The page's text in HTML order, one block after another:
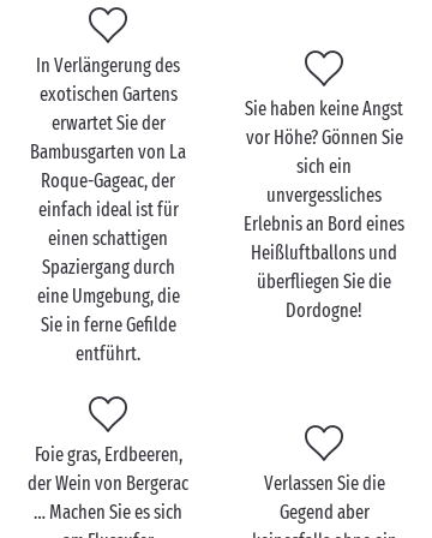
Ihr Abenteuer ganz entspannt fortsetzt!
La Roque-Gageac zu
zweit entdecken
Mit seiner Ausdehnung auf gut 472 km umfasst das
Dordogne-Tal unzählige außergewöhnliche Orte –
und La Roque-Gageac gehört in jedem Fall dazu! Vom
Wasser aus ist diese kleine Stadt übrigens am
schönsten … Warum gönnen Sie sich also nicht eine
als Paaran Bord eines der traditionellen
Lastkähne? Diese ebenso romantische wie
ungewöhnliche
Spazierfahrt wird Ihnen zahlreiche
Geheimnisse und Anekdoten über das
geschichtsträchtige Dorf enthüllen.
Wenn Sie dann wieder festen Boden unter den Füßen
In Verlängerung des
exotischen Gartens
erwartet Sie der
Bambusgarten von La
Roque-Gageac, der
einfach ideal ist für
einen schattigen
Spaziergang durch
eine Umgebung, die
Sie in ferne Gefilde
entführt.
Sie haben keine Angst
vor Höhe? Gönnen Sie
sich ein
unvergessliches
Erlebnis an Bord eines
Heißluftballons und
überfliegen Sie die
Dordogne!
Foie gras, Erdbeeren,
der Wein von Bergerac
… Machen Sie es sich
Verlassen Sie die
Gegend aber